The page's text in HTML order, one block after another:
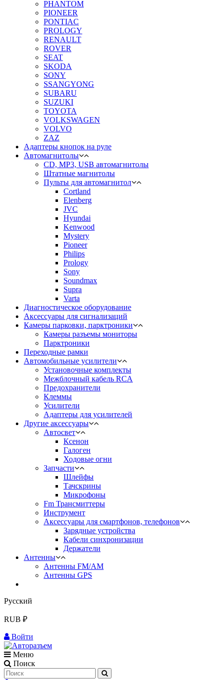
PHANTOM
PIONEER
PONTIAC
PROLOGY
RENAULT
ROVER
SEAT
SKODA
SONY
SSANGYONG
SUBARU
SUZUKI
TOYOTA
VOLKSWAGEN
VOLVO
ZAZ
Адаптеры кнопок на руле
Автомагнитолы
CD, MP3, USB автомагнитолы
Штатные магнитолы
Пульты для автомагнитол
Cortland
Elenberg
JVC
Hyundai
Kenwood
Mystery
Pioneer
Philips
Prology
Sony
Soundmax
Supra
Varta
Диагностическое оборудование
Аксессуары для сигнализаций
Камеры парковки, парктроники
Камеры разъемы мониторы
Парктроники
Переходные рамки
Автомобильные усилители
Установочные комплекты
Межблочный кабель RCA
Предохранители
Клеммы
Усилители
Адаптеры для усилителей
Другие аксессуары
Автосвет
Ксенон
Галоген
Ходовые огни
Запчасти
Шлейфы
Тачскрины
Микрофоны
Fm Трансмиттеры
Инструмент
Аксессуары для смартфонов, телефонов
Зарядные устройства
Кабели синхронизации
Держатели
Антенны
Антенны FM/AM
Антенны GPS
Русский
RUB ₽
Войти
Меню
Поиск